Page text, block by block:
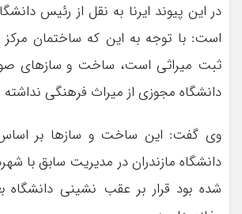
در این پیوند ایرنا به نقل از رئیس
است: با توجه به این که ساختمان مرکز
ثبت میراثی است، ساخت و سازهای
دانشگاه مجوزی از میراث فرهنگی
وی گفت: این ساخت و سازها بر
دانشگاه مازندران در مدیریت سابق با
شده بود قرار بر عقب نشینی دانشگاه